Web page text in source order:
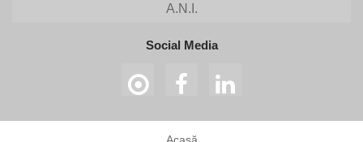
A.N.I.
Social Media
Acasă